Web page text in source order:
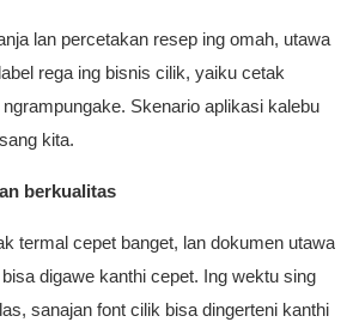
lan percetakan resep ing omah, utawa
rega ing bisnis cilik, yaiku cetak
Skenario aplikasi kalebu
kita.
berkualitas
termal cepet banget, lan dokumen utawa
digawe kanthi cepet. Ing wektu sing
sanajan font cilik bisa dingerteni kanthi